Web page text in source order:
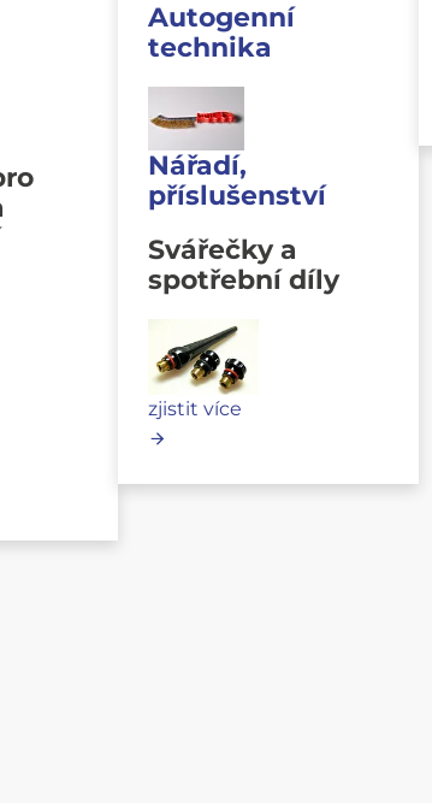
Autogenní
technika
Nářadí,
příslušenství
Svářečky a
spotřební díly
zjistit více